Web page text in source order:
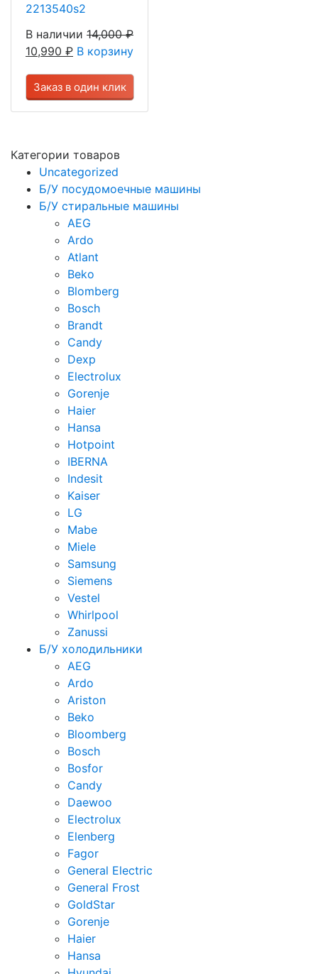
2213540s2
В наличии 14,000₽
10,990 ₽ В корзину
Заказ в один клик
Категории товаров
Uncategorized
Б/У посудомоечные машины
Б/У стиральные машины
AEG
Ardo
Atlant
Beko
Blomberg
Bosch
Brandt
Candy
Dexp
Electrolux
Gorenje
Haier
Hansa
Hotpoint
IBERNA
Indesit
Kaiser
LG
Mabe
Miele
Samsung
Siemens
Vestel
Whirlpool
Zanussi
Б/У холодильники
AEG
Ardo
Ariston
Beko
Bloomberg
Bosch
Bosfor
Candy
Daewoo
Electrolux
Elenberg
Fagor
General Electric
General Frost
GoldStar
Gorenje
Haier
Hansa